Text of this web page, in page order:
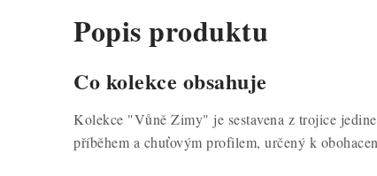
Popis produktu
Co kolekce obsahuje
Kolekce "Vůně Zimy" je sestavena z trojice
příběhem a chuťovým profilem, určený k